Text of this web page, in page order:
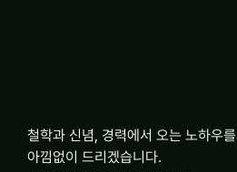
철학과 신념, 경력에서 오는 노하우를
아낌없이 드리겠습니다.